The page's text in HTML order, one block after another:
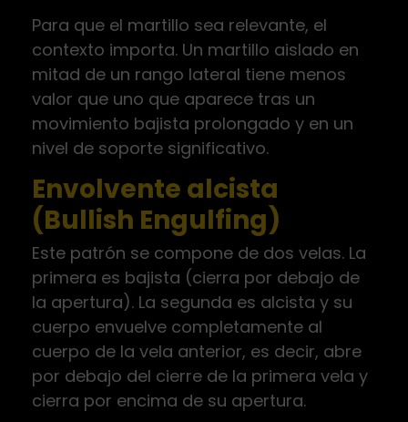
Para que el martillo sea relevante, el
contexto importa. Un martillo aislado en
mitad de un rango lateral tiene menos
valor que uno que aparece tras un
movimiento bajista prolongado y en un
nivel de soporte significativo.
Envolvente alcista
(Bullish Engulfing)
Este patrón se compone de dos velas. La
primera es bajista (cierra por debajo de
la apertura). La segunda es alcista y su
cuerpo envuelve completamente al
cuerpo de la vela anterior, es decir, abre
por debajo del cierre de la primera vela y
cierra por encima de su apertura.